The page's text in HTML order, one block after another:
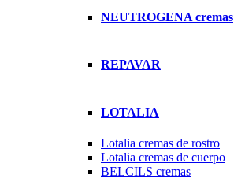
NEUTROGENA cremas
REPAVAR
LOTALIA
Lotalia cremas de rostro
Lotalia cremas de cuerpo
BELCILS cremas